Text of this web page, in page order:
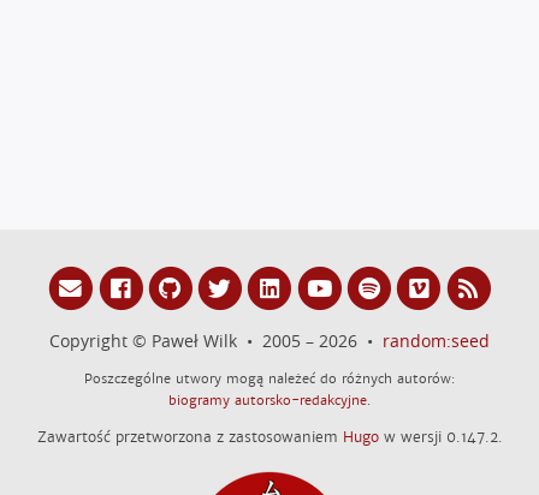
Copyright © Paweł Wilk • 2005 – 2026 • random:seed
Poszczególne utwory mogą należeć do różnych autorów:
biogramy autorsko-redakcyjne.
Zawartość przetworzona z zastosowaniem Hugow wersji 0.147.2.